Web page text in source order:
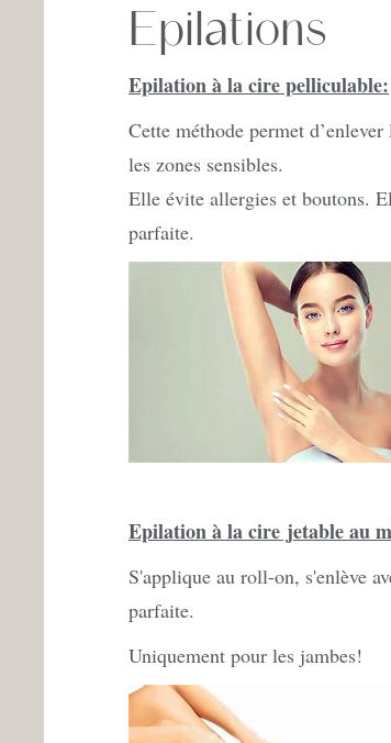
Epilations
Epilation à la cire pelliculable:
Cette méthode permet
les zones sensibles.
Elle évite allergies et boutons.
parfaite.
Epilation à la cire jetable au
S'applique au roll-on, s'enlève
parfaite.
Uniquement pour les jambes!